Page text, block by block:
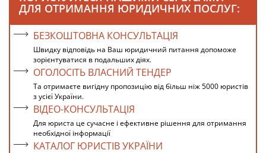
ДЛЯ ОТРИМАННЯ ЮРИДИЧНИХ ПОСЛУГ:
БЕЗКОШТОВНА КОНСУЛЬТАЦІЯ
Швидку відповідь на Ваш юридичний питання допоможе
зорієнтуватися в подальших діях.
ОГОЛОСІТЬ ВЛАСНИЙ ТЕНДЕР
Та отримаєте вигідну пропозицію від більш ніж 5000 юристів
з усієї України.
ВІДЕО-КОНСУЛЬТАЦІЯ
Для юриста це сучасне і ефективне рішення для отримання
необхідної інформації
КАТАЛОГ ЮРИСТІВ УКРАЇНИ